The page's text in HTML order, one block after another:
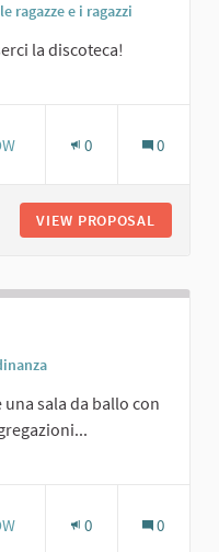
ragazze e i ragazzi
la discoteca!
0 0
VIEW PROPOSAL
sala da ballo con
0 0